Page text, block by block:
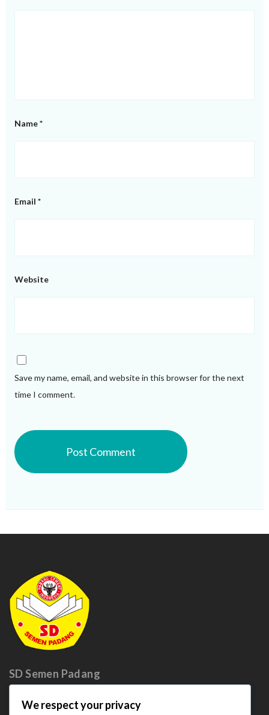
Name*
Email *
Website
Save my name, email, and website in this browser for the next
time I comment.
SD Semen Padang
We respect your privacy